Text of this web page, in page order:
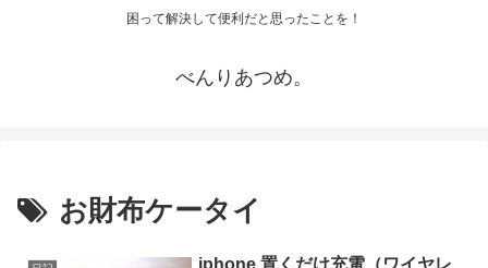
困って解決して便利だと思ったことを！
べんりあつめ。
お財布ケータイ
iphone 置くだけ充電（ワイヤレ